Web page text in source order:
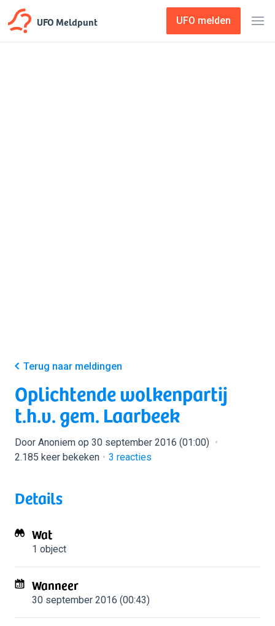
UFO Meldpunt UFO melden
Terug naar meldingen
Oplichtende wolkenpartij
t.h.v. gem. Laarbeek
Door Anoniem op 30 september 2016 (01:00)
2.185 keer bekeken
3 reacties
Details
Wat
1 object
Wanneer
30 september 2016 (00:43)